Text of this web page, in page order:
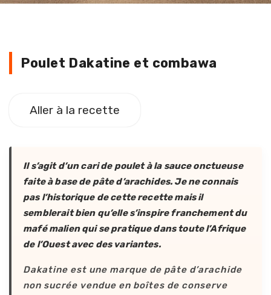
Poulet Dakatine et combawa
Poulet Dakatine et combawa
Poulet Dakatine et combawa
Aller à la recette
Il s’agit d’un cari de poulet à la sauce onctueuse
faite à base de pâte d’arachides. Je ne connais
pas l’historique de cette recette mais il
semblerait bien qu’elle s’inspire franchement du
mafé malien qui se pratique dans toute l’Afrique
de l’Ouest avec des variantes.
Dakatine est une marque de pâte d’arachide
non sucrée vendue en boîtes de conserve